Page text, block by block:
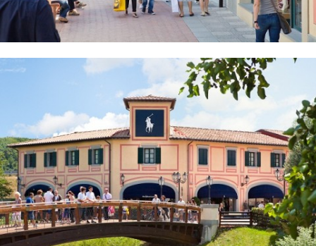
Club, The End, Timberland, Tommy Hilfiger, Toy G, Trussardi, Twin
Set, Ugo Colella, United colors of Benetton, Van's, VB Store, W.O.K.,
Wrangler, Y-3, Yamamay, 7 for all Mankind,